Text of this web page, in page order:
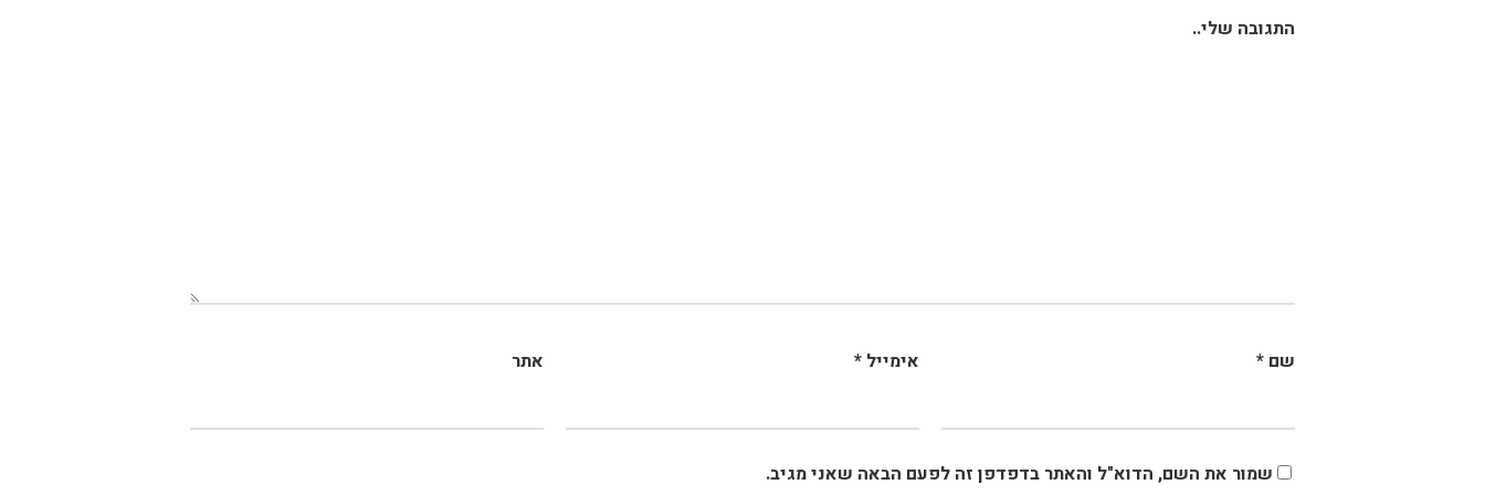
התגובה שלי..
שם * אימייל * אתר
שמור את השם, הדוא"ל והאתר בדפדפן זה לפעם הבאה שאני מגיב.